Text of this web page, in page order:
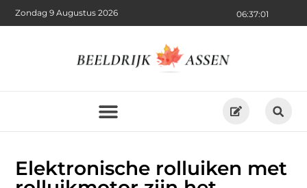
06:37:02
Zondag 9 Augustus 2026
Elektronische rolluiken met